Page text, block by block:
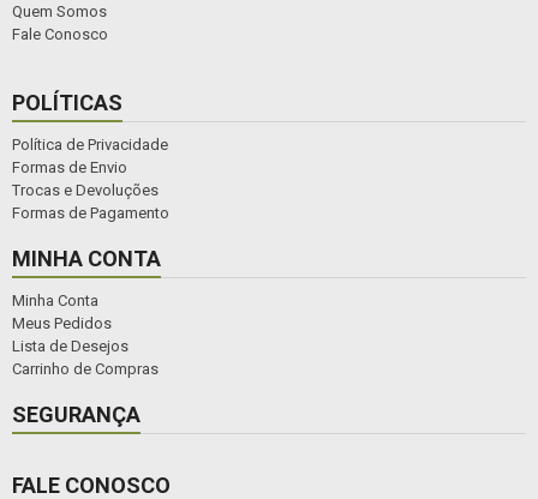
Quem Somos
Fale Conosco
POLÍTICAS
Política de Privacidade
Formas de Envio
Trocas e Devoluções
Formas de Pagamento
MINHA CONTA
Minha Conta
Meus Pedidos
Lista de Desejos
Carrinho de Compras
SEGURANÇA
FALE CONOSCO